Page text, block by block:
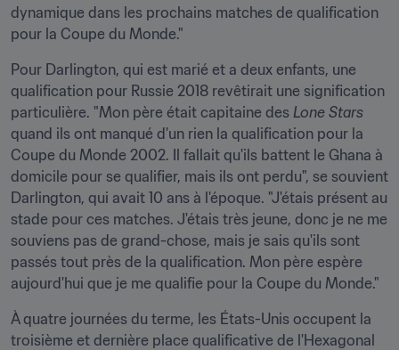
dynamique dans les prochains matches de qualification
pour la Coupe du Monde."
Pour Darlington, qui est marié et a deux enfants, une
qualification pour Russie 2018 revêtirait une signification
particulière. "Mon père était capitaine des Lone Stars
quand ils ont manqué d'un rien la qualification pour la
Coupe du Monde 2002. Il fallait qu'ils battent le Ghana à
domicile pour se qualifier, mais ils ont perdu", se souvient
Darlington, qui avait 10 ans à l'époque. "J'étais présent au
stade pour ces matches. J'étais très jeune, donc je ne me
souviens pas de grand-chose, mais je sais qu'ils sont
passés tout près de la qualification. Mon père espère
aujourd'hui que je me qualifie pour la Coupe du Monde."
À quatre journées du terme, les États-Unis occupent la
troisième et dernière place qualificative de l'Hexagonal